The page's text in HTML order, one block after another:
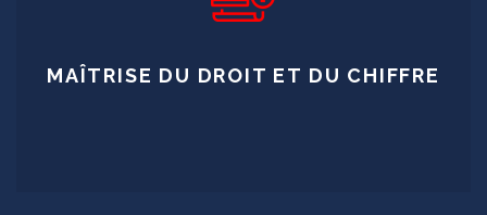
MAÎTRISE DU DROIT ET DU CHIFFRE